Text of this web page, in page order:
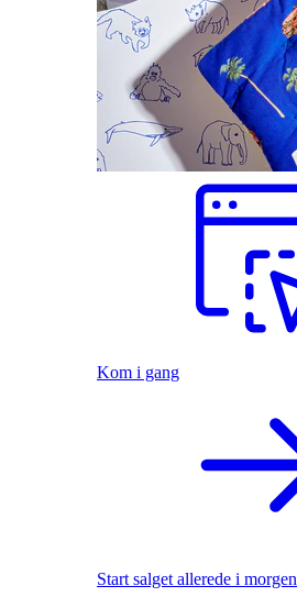
Kom i gang
Start salget allerede i morgen